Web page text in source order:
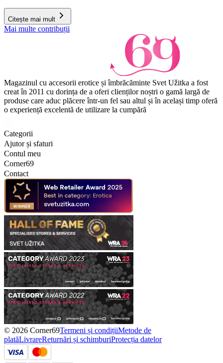
Citește mai mult
Mai multe contribuții
Magazinul cu accesorii erotice și îmbrăcăminte Svet Užitka a fost
creat în 2011 cu dorința de a oferi clienților noștri o gamă largă de
produse care aduc plăcere într-un fel sau altul și în același timp oferă
o experiență excelentă de utilizare la cumpără
Categorii
Ajutor și sfaturi
Contul meu
Corner69
Contact
© 2026 Corner69Termeni și condițiiMetode de
platăLivrareReturnări și schimburiProtecția datelor